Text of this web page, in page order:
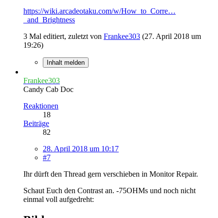
https://wiki.arcadeotaku.com/w/How_to_Corre…
_and_Brightness
3 Mal editiert, zuletzt von Frankee303 (27. April 2018 um
19:26)
Inhalt melden
Frankee303
Candy Cab Doc
Reaktionen
18
Beiträge
82
28. April 2018 um 10:17
#7
Ihr dürft den Thread gern verschieben in Monitor Repair.
Schaut Euch den Contrast an. -75OHMs und noch nicht
einmal voll aufgedreht: